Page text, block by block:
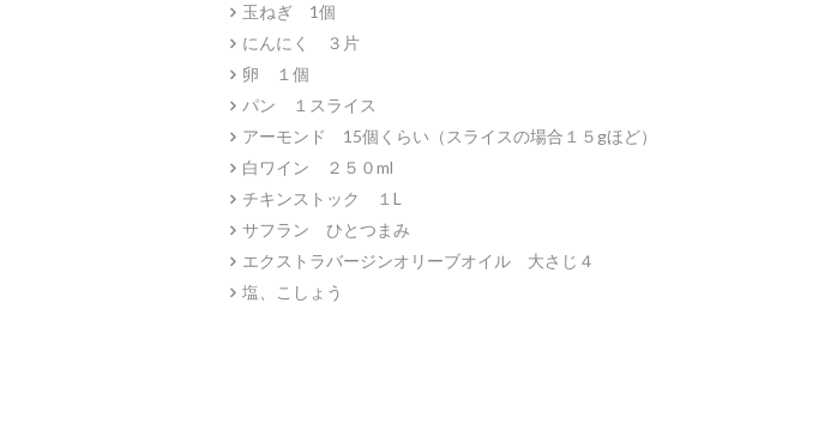
玉ねぎ 1個
にんにく ３片
卵 １個
パン １スライス
アーモンド 15個くらい（スライスの場合１５gほど）
白ワイン ２５０ml
チキンストック １L
サフラン ひとつまみ
エクストラバージンオリーブオイル 大さじ４
塩、こしょう